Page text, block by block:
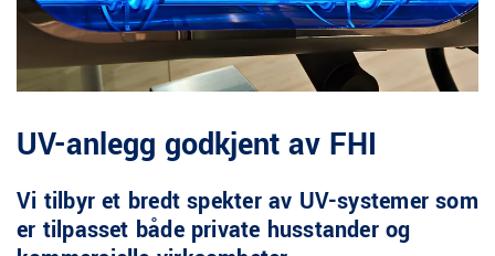
UV-anlegg godkjent av FHI
Vi tilbyr et bredt spekter av UV-systemer som
er tilpasset både private husstander og